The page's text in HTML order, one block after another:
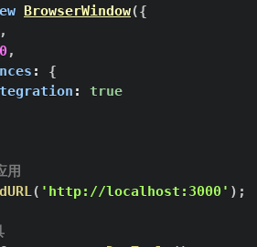
BrowserWindow({
,
,
:
{
:
true
用
( 'http://localhost:3000' ) ;